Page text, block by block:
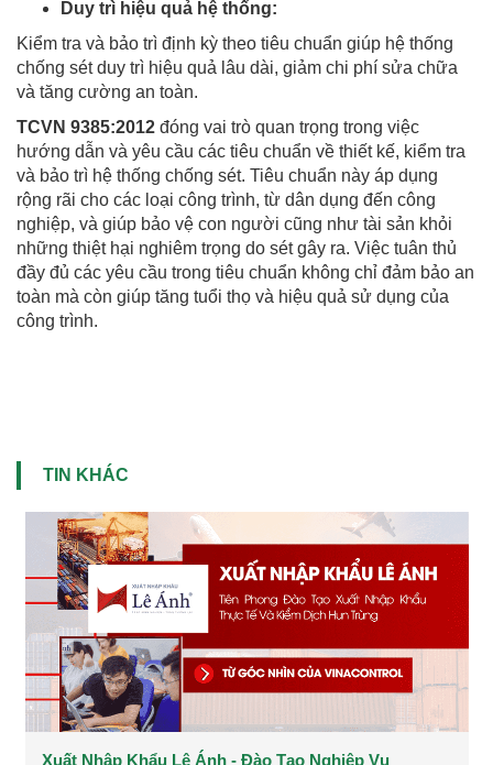
Duy trì hiệu quả hệ thống:
Kiểm tra và bảo trì định kỳ theo tiêu chuẩn giúp hệ thống
chống sét duy trì hiệu quả lâu dài, giảm chi phí sửa chữa
và tăng cường an toàn.
TCVN 9385:2012 đóng vai trò quan trọng trong việc
hướng dẫn và yêu cầu các tiêu chuẩn về thiết kế, kiểm tra
và bảo trì hệ thống chống sét. Tiêu chuẩn này áp dụng
rộng rãi cho các loại công trình, từ dân dụng đến công
nghiệp, và giúp bảo vệ con người cũng như tài sản khỏi
những thiệt hại nghiêm trọng do sét gây ra. Việc tuân thủ
đầy đủ các yêu cầu trong tiêu chuẩn không chỉ đảm bảo an
toàn mà còn giúp tăng tuổi thọ và hiệu quả sử dụng của
công trình.
TIN KHÁC
Xuất Nhập Khẩu Lê Ánh - Đào Tạo Nghiệp Vụ